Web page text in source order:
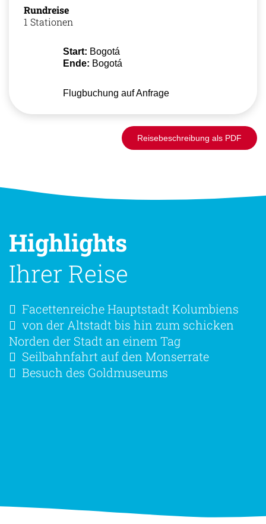
Rundreise
1 Stationen
Start: Bogotá
Ende: Bogotá
Flugbuchung auf Anfrage
Reisebeschreibung als PDF
Highlights
Ihrer Reise
Facettenreiche Hauptstadt Kolumbiens
von der Altstadt bis hin zum schicken
Norden der Stadt an einem Tag
Seilbahnfahrt auf den Monserrate
Besuch des Goldmuseums